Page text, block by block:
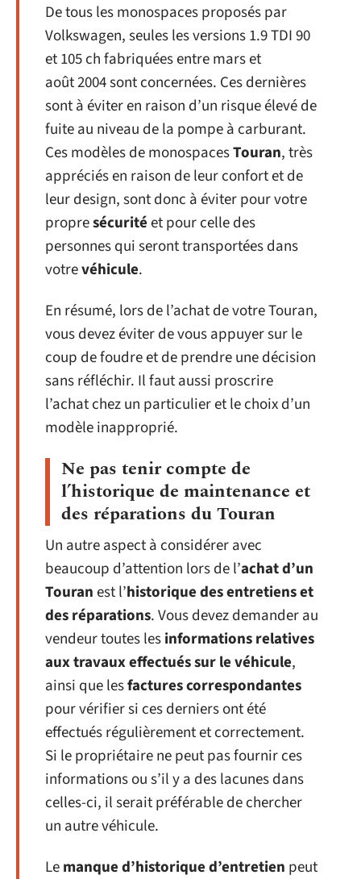
De tous les monospaces proposés par
Volkswagen, seules les versions 1.9 TDI 90
et 105 ch fabriquées entre mars et
août 2004 sont concernées. Ces dernières
sont à éviter en raison d’un risque élevé de
fuite au niveau de la pompe à carburant.
Ces modèles de monospacesTouran, très
appréciés en raison de leur confort et de
leur design, sont donc à éviter pour votre
propresécuritéet pour celle des
personnes qui seront transportées dans
votrevéhicule.
En résumé, lors de l’achat de votre Touran,
vous devez éviter de vous appuyer sur le
coup de foudre et de prendre une décision
sans réfléchir. Il faut aussi proscrire
l’achat chez un particulier et le choix d’un
modèle inapproprié.
Ne pas tenir compte de
l’historique de maintenance et
des réparations du Touran
Un autre aspect à considérer avec
beaucoup d’attention lors de l’achat d’un
Touranest l’historique des entretiens et
des réparations. Vous devez demander au
vendeur toutes lesinformations relatives
aux travaux effectués sur le véhicule,
ainsi que lesfactures correspondantes
pour vérifier si ces derniers ont été
effectués régulièrement et correctement.
Si le propriétaire ne peut pas fournir ces
informations ou s’il y a des lacunes dans
celles-ci, il serait préférable de chercher
un autre véhicule.
Lemanque d’historique d’entretien peut